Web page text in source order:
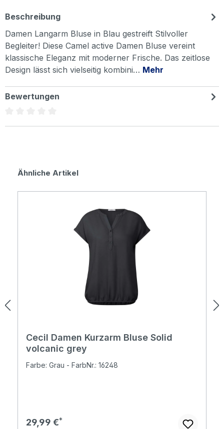
Beschreibung
Damen Langarm Bluse in Blau gestreift Stilvoller
Begleiter! Diese Camel active Damen Bluse vereint
klassische Eleganz mit moderner Frische. Das zeitlose
Design lässt sich vielseitig kombini… Mehr
Bewertungen
Produktgalerie überspringen
Ähnliche Artikel
Cecil Damen Kurzarm Bluse Solid
volcanic grey
Farbe: Grau - FarbNr.: 16248
Regulärer Preis:
29,99 €